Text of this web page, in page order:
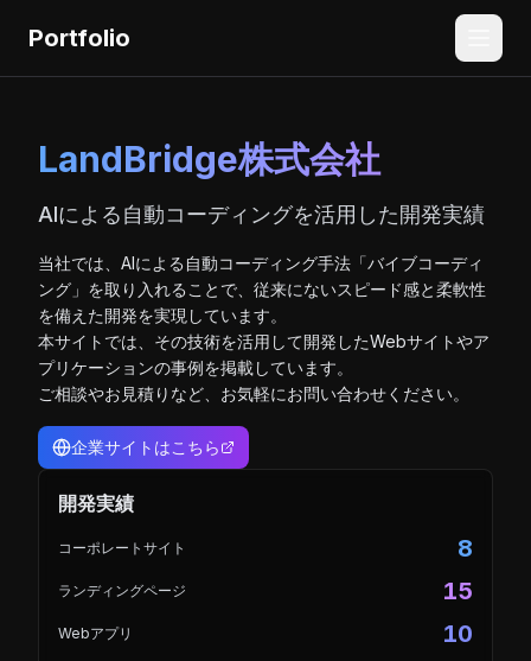
Portfolio
LandBridge株式会社
AIによる自動コーディングを活用した開発実績
当社では、AIによる自動コーディング手法「バイブコーディ
ング」を取り入れることで、従来にないスピード感と柔軟性
を備えた開発を実現しています。
本サイトでは、その技術を活用して開発したWebサイトやア
プリケーションの事例を掲載しています。
ご相談やお見積りなど、お気軽にお問い合わせください。
企業サイトはこちら
開発実績
コーポレートサイト 8
ランディングページ 15
Webアプリ 10